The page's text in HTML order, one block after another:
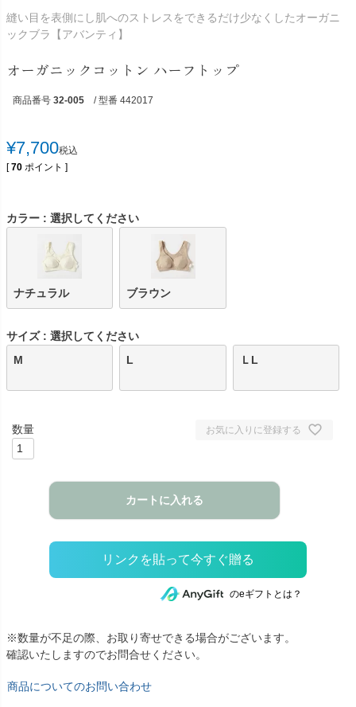
縫い目を表側にし肌へのストレスをできるだけ少なくしたオーガニ
ックブラ【アバンティ】
オーガニックコットン ハーフトップ
商品番号 32-005 / 型番 442017
¥7,700税込
[ 70 ポイント ]
カラー 選択してください
ナチュラル ブラウン
サイズ
選択してください
M
L ＬL
お気に入りに登録する
カートに入れる
のeギフトとは？
※数量が不足の際、お取り寄せできる場合がございます。
確認いたしますのでお問合せください。
商品についてのお問い合わせ